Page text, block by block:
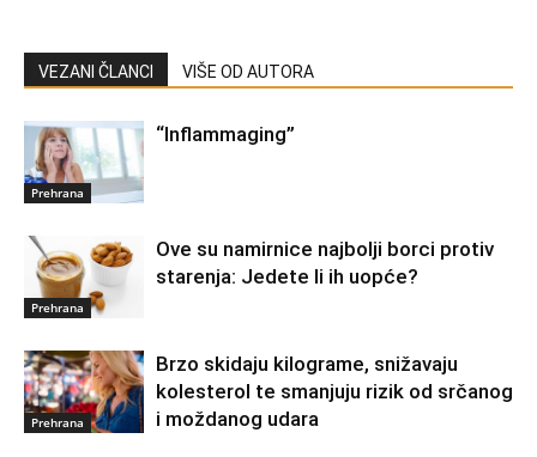
VEZANI ČLANCI VIŠE OD AUTORA
Prehrana
“Inflammaging”
Prehrana
Ove su namirnice najbolji borci protiv
starenja: Jedete li ih uopće?
Prehrana
Brzo skidaju kilograme, snižavaju
kolesterol te smanjuju rizik od srčanog
i moždanog udara